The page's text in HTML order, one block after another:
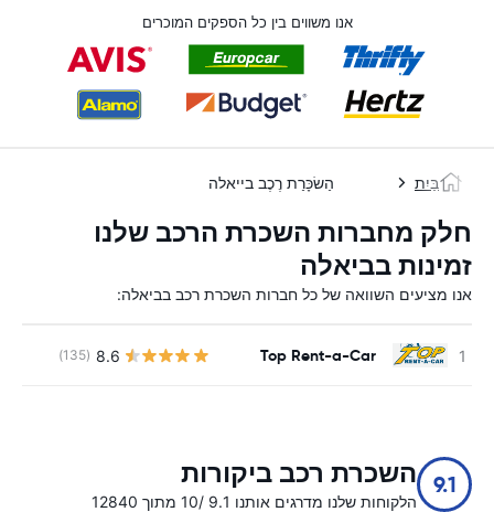
אנו משווים בין כל הספקים המוכרים
בַּיִת הַשׂכָּרַת רֶכֶב בייאלה
חלק מחברות השכרת הרכב שלנו
זמינות בביאלה
אנו מציעים השוואה של כל חברות השכרת רכב בביאלה:
Top Rent-a-Car
8.6
(135)
9.1 השכרת רכב ביקורות
הלקוחות שלנו מדרגים אותנו 9.1 /10 מתוך 12840